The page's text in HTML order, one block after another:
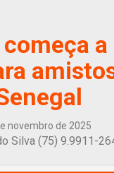
a
novembro de 2025
Silva (75) 9.9911-